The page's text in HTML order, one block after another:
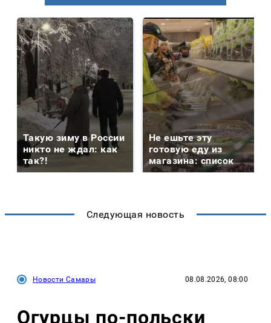
Такую зиму в России
никто не ждал: как
так?!
Не ешьте эту
готовую еду из
магазина: список
Следующая новость
Новости Самары 08.08.2026, 08:00
Огурцы по‑польски